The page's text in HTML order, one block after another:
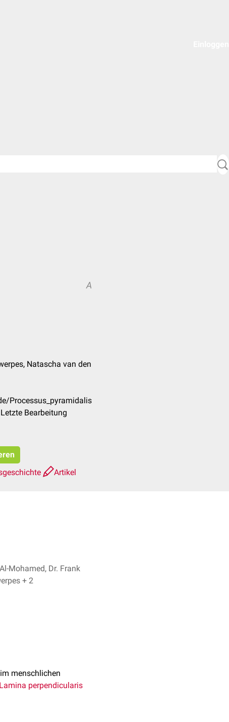
A
Natascha van den
Processus_pyramidalis
Bearbeitung
Artikel
Mohamed, Dr. Frank
Antwerpes + 2
menschlichen
Lamina perpendicularis